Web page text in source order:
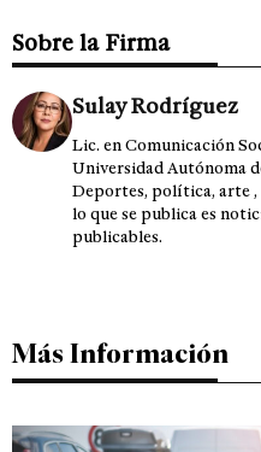
Sobre la Firma
Sulay Rodríguez
Lic. en Comunicación
Universidad Autónoma
Deportes, política, arte
lo que se publica es
publicables.
Más Información